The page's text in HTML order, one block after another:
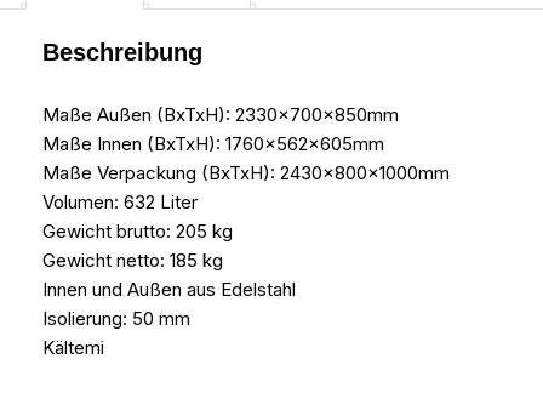
Beschreibung
Maße Außen (BxTxH): 2330x700x850mm
Maße Innen (BxTxH): 1760x562x605mm
Maße Verpackung (BxTxH): 2430x800x1000mm
Volumen: 632 Liter
Gewicht brutto: 205 kg
Gewicht netto: 185 kg
Innen und Außen aus Edelstahl
Isolierung: 50 mm
Kältemi